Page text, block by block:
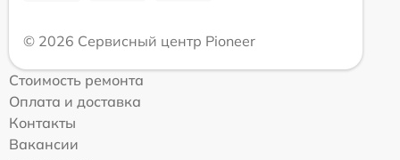
© 2026 Сервисный центр Pioneer
Стоимость ремонта
Оплата и доставка
Контакты
Вакансии